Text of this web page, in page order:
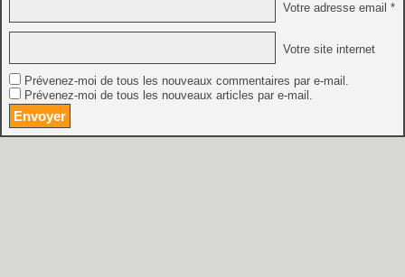
Votre adresse email *
Votre site internet
Prévenez-moi de tous les nouveaux commentaires par e-mail.
Prévenez-moi de tous les nouveaux articles par e-mail.